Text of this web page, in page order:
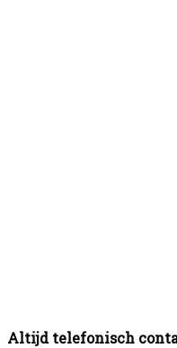
Altijd telefonisch